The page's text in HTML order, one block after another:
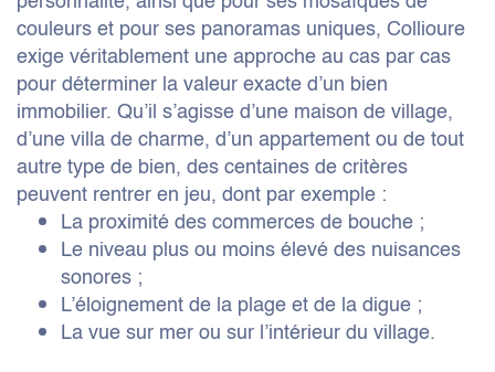
couleurs et pour ses panoramas uniques, Collioure
exige véritablement une approche au cas par cas
pour déterminer la valeur exacte d’un bien
immobilier. Qu’il s’agisse d’une maison de village,
d’une villa de charme, d’un appartement ou de tout
autre type de bien, des centaines de critères
peuvent rentrer en jeu, dont par exemple :
La proximité des commerces de bouche ;
Le niveau plus ou moins élevé des nuisances
sonores ;
L’éloignement de la plage et de la digue ;
La vue sur mer ou sur l’intérieur du village.